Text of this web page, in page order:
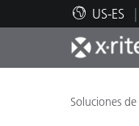
US-ES
Soluciones